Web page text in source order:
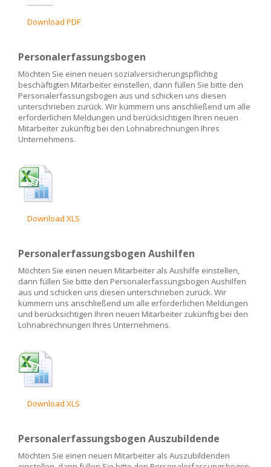
Download PDF
Personalerfassungsbogen
Möchten Sie einen neuen sozialversicherungspflichtig
beschäftigten Mitarbeiter einstellen, dann füllen Sie bitte den
Personalerfassungsbogen aus und schicken uns diesen
unterschrieben zurück. Wir kümmern uns anschließend um alle
erforderlichen Meldungen und berücksichtigen Ihren neuen
Mitarbeiter zukünftig bei den Lohnabrechnungen Ihres
Unternehmens.
Download XLS
Personalerfassungsbogen Aushilfen
Möchten Sie einen neuen Mitarbeiter als Aushilfe einstellen,
dann füllen Sie bitte den Personalerfassungsbogen Aushilfen
aus und schicken uns diesen unterschrieben zurück. Wir
kümmern uns anschließend um alle erforderlichen Meldungen
und berücksichtigen Ihren neuen Mitarbeiter zukünftig bei den
Lohnabrechnungen Ihres Unternehmens.
Download XLS
Personalerfassungsbogen Auszubildende
Möchten Sie einen neuen Mitarbeiter als Auszubildenden